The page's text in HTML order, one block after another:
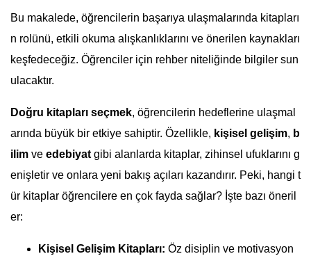
Bu makalede, öğrencilerin başarıya ulaşmalarında kitapları
n rolünü, etkili okuma alışkanlıklarını ve önerilen kaynakları
keşfedeceğiz. Öğrenciler için rehber niteliğinde bilgiler sun
ulacaktır.
Doğru kitapları seçmek, öğrencilerin hedeflerine ulaşmal
arında büyük bir etkiye sahiptir. Özellikle, kişisel gelişim, b
ilim ve edebiyat gibi alanlarda kitaplar, zihinsel ufuklarını g
enişletir ve onlara yeni bakış açıları kazandırır. Peki, hangi t
ür kitaplar öğrencilere en çok fayda sağlar? İşte bazı öneril
er:
Kişisel Gelişim Kitapları: Öz disiplin ve motivasyon